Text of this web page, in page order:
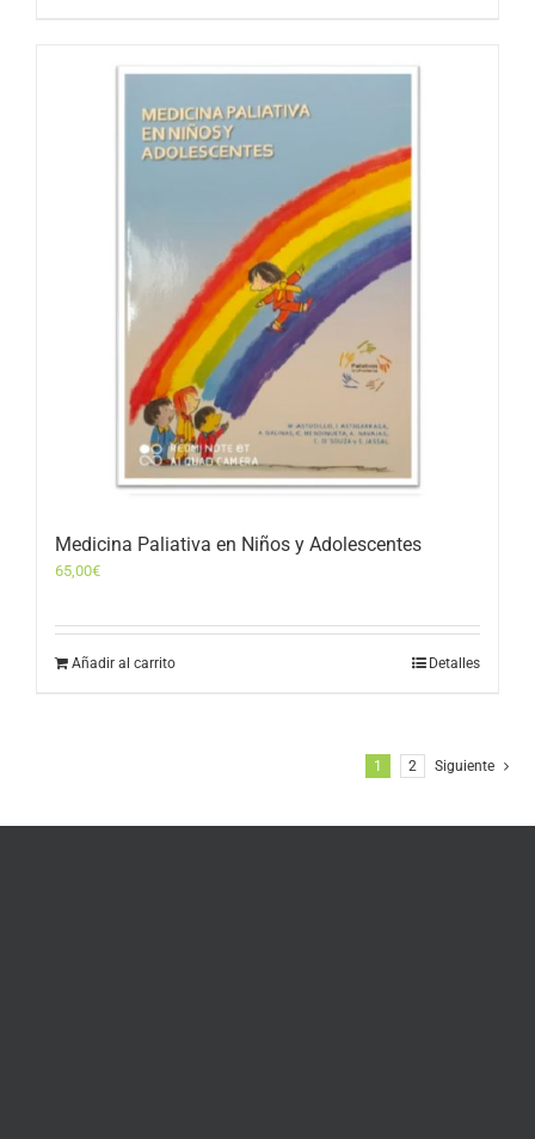
Medicina Paliativa en Niños y Adolescentes
65,00€
Añadir al carrito Detalles
1 2 Siguiente